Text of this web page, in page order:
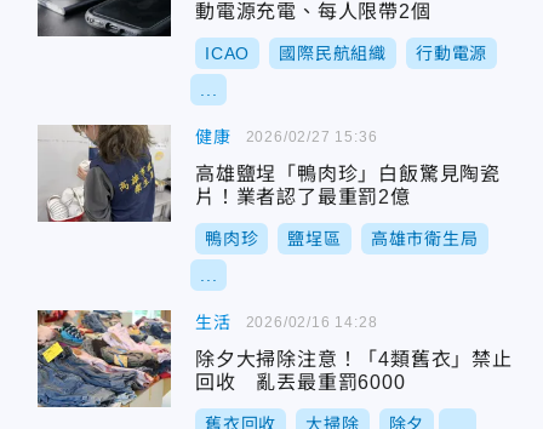
動電源充電、每人限帶2個
ICAO 國際民航組織 行動電源
健康
高雄鹽埕「鴨肉珍」白飯驚見陶瓷
片！業者認了最重罰2億
鴨肉珍 鹽埕區 高雄市衛生局
2026/02/27 15:36
生活
除夕大掃除注意！「4類舊衣」禁止
回收 亂丟最重罰6000
舊衣回收 大掃除 除夕
2026/02/16 14:28